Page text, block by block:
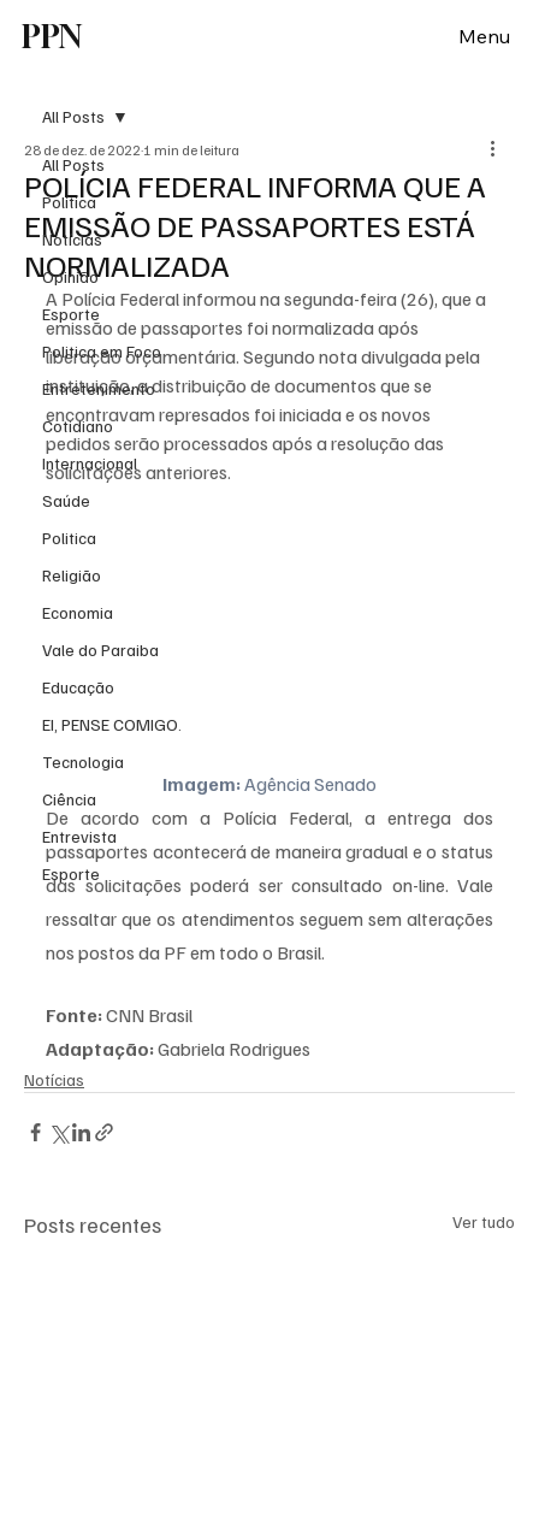
PPN Menu
All Posts
Política
Notícias
Opinião
Esporte
Politica em Foco
Entretenimento
Cotidiano
Internacional
Saúde
Politica
Religião
Economia
Vale do Paraiba
Educação
EI, PENSE COMIGO.
Tecnologia
Ciência
Entrevista
Esporte
All Posts
POLÍCIA FEDERAL INFORMA QUE A
EMISSÃO DE PASSAPORTES ESTÁ
NORMALIZADA
28 de dez. de 2022 1 min de leitura
A Polícia Federal informou na segunda-feira (26), que a
emissão de passaportes foi normalizada após
liberação orçamentária. Segundo nota divulgada pela
instituição, a distribuição de documentos que se
encontravam represados foi iniciada e os novos
pedidos serão processados após a resolução das
solicitações anteriores.
Imagem: Agência Senado
De acordo com a Polícia Federal, a entrega dos
passaportes acontecerá de maneira gradual e o status
das solicitações poderá ser consultado on-line. Vale
ressaltar que os atendimentos seguem sem alterações
nos postos da PF em todo o Brasil.
Fonte: CNN Brasil
Adaptação: Gabriela Rodrigues
Notícias
Posts recentes Ver tudo